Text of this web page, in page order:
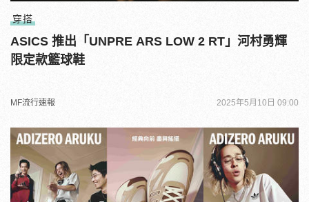
穿搭
ASICS 推出「UNPRE ARS LOW 2 RT」河村勇輝
限定款籃球鞋
MF流行速報 2025年5月10日 09:00